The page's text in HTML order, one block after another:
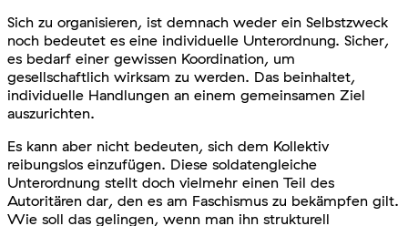
Sich zu organisieren, ist demnach weder ein Selbstzweck
noch bedeutet es eine individuelle Unterordnung. Sicher,
es bedarf einer gewissen Koordination, um
gesellschaftlich wirksam zu werden. Das beinhaltet,
individuelle Handlungen an einem gemeinsamen Ziel
auszurichten.
Es kann aber nicht bedeuten, sich dem Kollektiv
reibungslos einzufügen. Diese soldatengleiche
Unterordnung stellt doch vielmehr einen Teil des
Autoritären dar, den es am Faschismus zu bekämpfen gilt.
Wie soll das gelingen, wenn man ihn strukturell